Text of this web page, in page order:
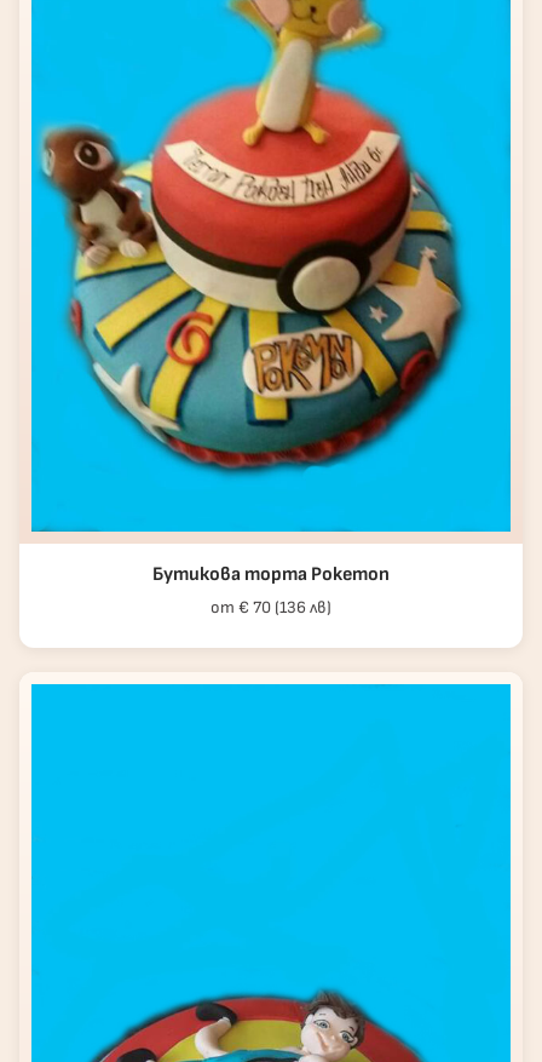
Бутикова торта Pokemon
от € 70 (136 лв)